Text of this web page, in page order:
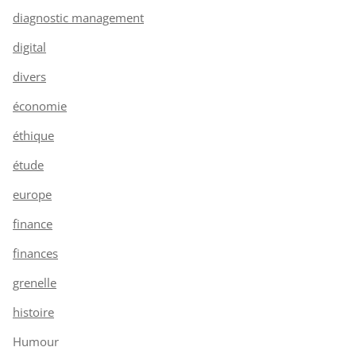
diagnostic management
digital
divers
économie
éthique
étude
europe
finance
finances
grenelle
histoire
Humour